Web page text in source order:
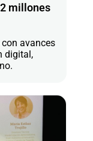
millones
avances
digital,